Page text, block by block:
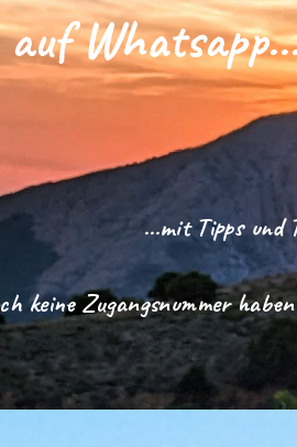
auf
...mit Tipps und
keine Zugangsnummer